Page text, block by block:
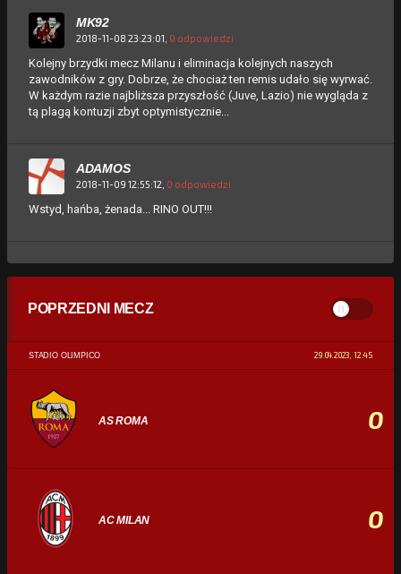
MK92
2018-11-08 23:23:01, 0 odpowiedzi
Kolejny brzydki mecz Milanu i eliminacja kolejnych naszych
zawodników z gry. Dobrze, że chociaż ten remis udało się wyrwać.
W każdym razie najbliższa przyszłość (Juve, Lazio) nie wygląda z
tą plagą kontuzji zbyt optymistycznie...
ADAMOS
2018-11-09 12:55:12, 0 odpowiedzi
Wstyd, hańba, żenada... RINO OUT!!!
POPRZEDNI MECZ
STADIO OLIMPICO 29.04.2023, 12:45
AS ROMA 0
AC MILAN 0